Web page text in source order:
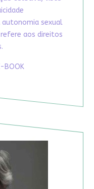
sexual
aos direitos
BOOK